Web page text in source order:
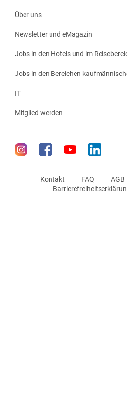
Über uns
Newsletter und eMagazin
Jobs in den Hotels und im
Jobs in den Bereichen
IT
Mitglied werden
Kontakt FAQ AGB